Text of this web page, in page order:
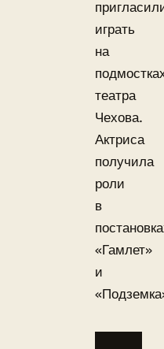
играть
на
театра
Чехова.
Актриса
получила
роли
в
«Гамлет»
и